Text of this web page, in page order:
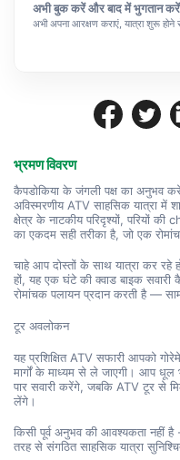
भ्रमण विवरण
कैपडोकिया के जंगली पक्ष का अनुभव
अविस्मरणीय ATV साहसिक यात्रा में
क्षेत्र के नाटकीय परिदृश्यों, परियों
का एकदम सही तरीका है, जो एक
चाहे आप दोस्तों के साथ यात्रा कर
हों, यह एक घंटे की क्वाड बाइक
रोमांचक पलायन प्रदान करती है —
टूर अवलोकन
यह प्रशिक्षित ATV सफारी आपको
मार्गों के माध्यम से ले जाएगी। आप
पार सवारी करेंगे, जबकि ATV टूर से
लेंगे।
किसी पूर्व अनुभव की आवश्यकता नहीं
तरह से संगठित साहसिक यात्रा
अभी बुक करें और बाद में भुगतान
अभी अपना आरक्षण कराएं, यात्रा शुरू